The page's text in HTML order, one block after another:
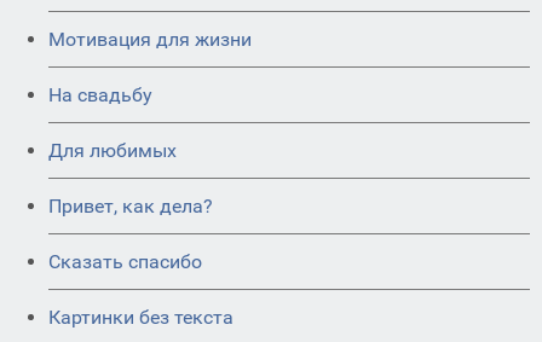
Мотивация для жизни
На свадьбу
Для любимых
Привет, как дела?
Сказать спасибо
Картинки без текста